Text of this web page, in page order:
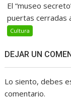
El “museo
puertas cerradas
Cultura
DEJAR UN
Lo siento, debes
comentario.